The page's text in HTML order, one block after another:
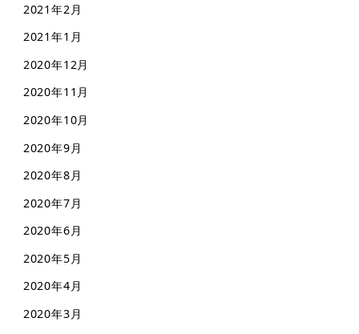
2021年2月
2021年1月
2020年12月
2020年11月
2020年10月
2020年9月
2020年8月
2020年7月
2020年6月
2020年5月
2020年4月
2020年3月